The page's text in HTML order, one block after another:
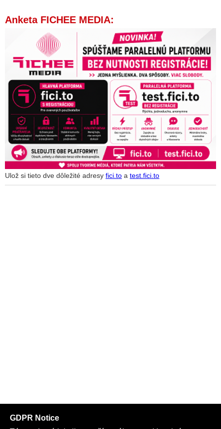
Anketa FICHEE MEDIA:
Ulož si tieto dve dôležité adresy fici.to a test.fici.to